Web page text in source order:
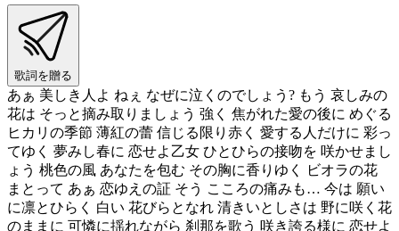
歌詞を贈る
あぁ 美しき人よ ねぇ なぜに泣くのでしょう? もう 哀しみの
花は そっと摘み取りましょう 強く 焦がれた愛の後に めぐる
ヒカリの季節 薄紅の蕾 信じる限り赤く 愛する人だけに 彩っ
てゆく 夢みし春に 恋せよ乙女 ひとひらの接吻を 咲かせまし
ょう 桃色の風 あなたを包む その胸に香りゆく ビオラの花
まとって あぁ 恋ゆえの証 そう こころの痛みも… 今は 願い
に凛とひらく 白い 花びらとなれ 清きいとしさは 野に咲く花
のままに 可憐に揺れながら 刹那を歌う 咲き誇る様に 恋せよ